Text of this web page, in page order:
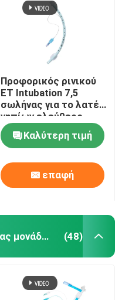
Προφορικός ρινικού
ET Intubation 7,5
σωλήνας για το λατέξ
νηπίων ελεύθερο
Καλύτερη τιμή
επαφή
Διπλός βρογχικός σωλήνας μονάδων λούμεν (48)